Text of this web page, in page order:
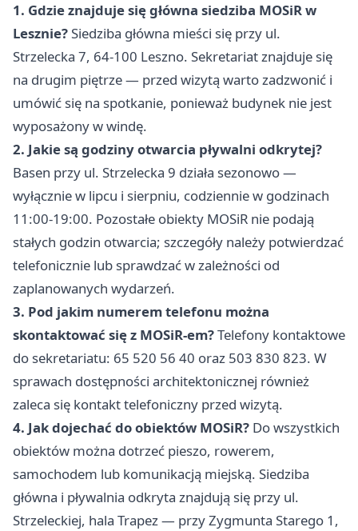
1. Gdzie znajduje się główna siedziba MOSiR w
Lesznie?Siedziba główna mieści się przy ul.
Strzelecka 7, 64-100 Leszno. Sekretariat znajduje się
na drugim piętrze — przed wizytą warto zadzwonić i
umówić się na spotkanie, ponieważ budynek nie jest
wyposażony w windę.
2. Jakie są godziny otwarcia pływalni odkrytej?
Basen przy ul. Strzelecka 9 działa sezonowo —
wyłącznie w lipcu i sierpniu, codziennie w godzinach
11:00-19:00. Pozostałe obiekty MOSiR nie podają
stałych godzin otwarcia; szczegóły należy potwierdzać
telefonicznie lub sprawdzać w zależności od
zaplanowanych wydarzeń.
3. Pod jakim numerem telefonu można
skontaktować się z MOSiR-em?Telefony kontaktowe
do sekretariatu: 65 520 56 40 oraz 503 830 823. W
sprawach dostępności architektonicznej również
zaleca się kontakt telefoniczny przed wizytą.
4. Jak dojechać do obiektów MOSiR? Do wszystkich
obiektów można dotrzeć pieszo, rowerem,
samochodem lub komunikacją miejską. Siedziba
główna i pływalnia odkryta znajdują się przy ul.
Strzeleckiej, hala Trapez — przy Zygmunta Starego 1,